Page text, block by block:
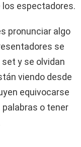
los espectadores.
pronunciar algo
se
y se olvidan
viendo desde
equivocarse
palabras o tener